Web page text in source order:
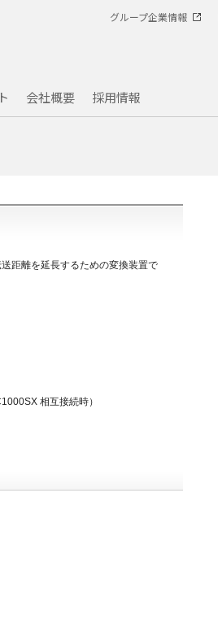
グループ企業情報
会社概要 採用情報
距離を延長するための変換装置で
相互接続時）